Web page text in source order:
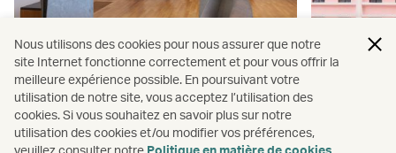
6 choses à ne pas manquer au
musée M+ de Hong Kong
Nous utilisons des cookies pour nous assurer que notre
site Internet fonctionne correctement et pour vous offrir la
meilleure expérience possible. En poursuivant votre
utilisation de notre site, vous acceptez l’utilisation des
cookies. Si vous souhaitez en savoir plus sur notre
utilisation des cookies et/ou modifier vos préférences,
veuillez consulter notre Politique en matière de cookies